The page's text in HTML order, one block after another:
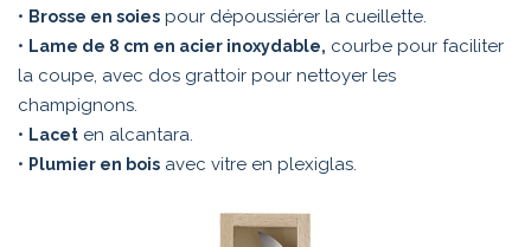
• Brosse en soies pour dépoussiérer la cueillette.
• Lame de 8 cm en acier inoxydable, courbe pour faciliter
la coupe, avec dos grattoir pour nettoyer les
champignons.
• Lacet en alcantara.
• Plumier en bois avec vitre en plexiglas.